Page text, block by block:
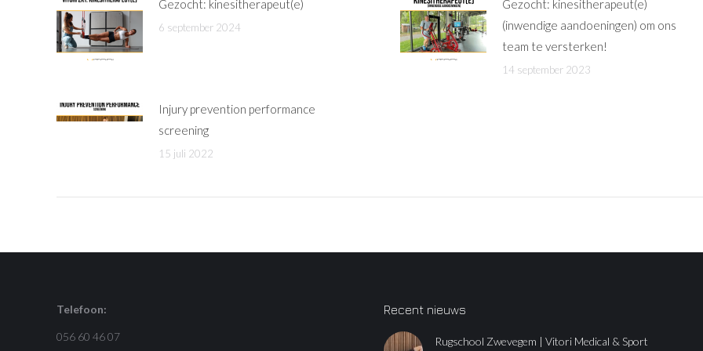
Gezocht: kinesitherapeut(e)
6 september 2024
Gezocht: kinesitherapeut(e)
(inwendige aandoeningen) om ons
team te versterken!
14 september 2023
Injury prevention performance
screening
15 juli 2022
Telefoon:
056 60 46 07
Recent nieuws
Rugschool Zwevegem | Vitori Medical & Sport